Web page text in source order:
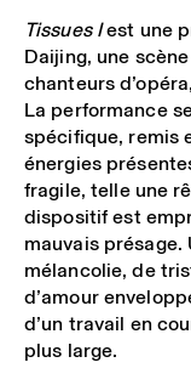
Tissues Iest une
Daijing, une
chanteurs
La performance
spécifique, remis
énergies
fragile, telle une
dispositif est
mauvais
mélancolie, de
d’amour
d’un travail en
plus large.